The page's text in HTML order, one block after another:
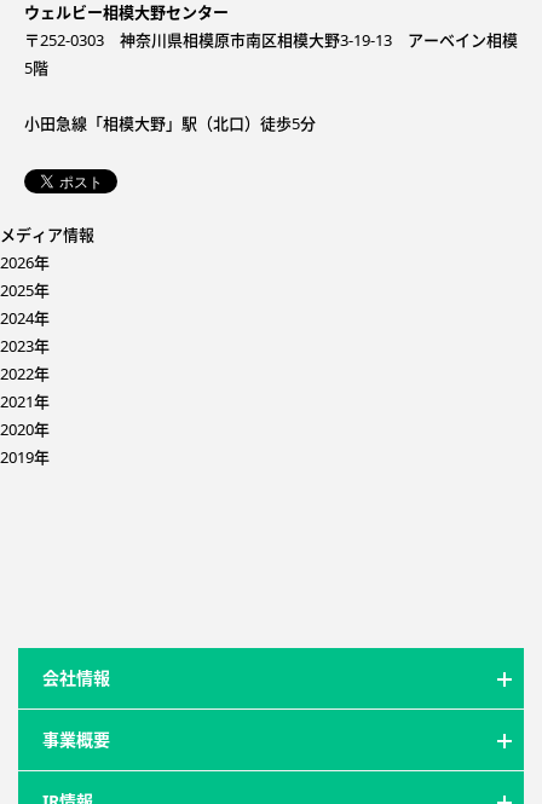
ウェルビー相模大野センター
〒252-0303 神奈川県相模原市南区相模大野3-19-13 アーベイン相模
5階
小田急線「相模大野」駅（北口）徒歩5分
メディア情報
2026年
2025年
2024年
2023年
2022年
2021年
2020年
2019年
会社情報
事業概要